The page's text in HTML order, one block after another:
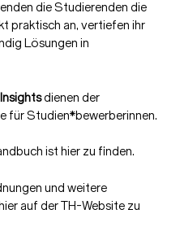
die Studierenden die
praktisch an, vertiefen ihr
Lösungen in
dienen der
für Studien*bewerberinnen.
ist hierzu finden.
und weitere
hierauf der TH-Website zu